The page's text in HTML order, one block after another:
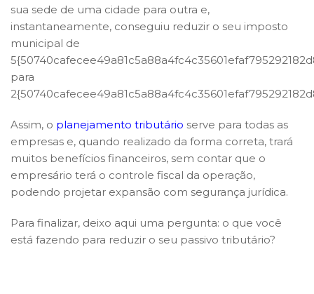
sua sede de uma cidade para outra e,
instantaneamente, conseguiu reduzir o seu imposto
municipal de
para
Assim, o planejamento tributário serve para todas as
empresas e, quando realizado da forma correta, trará
muitos benefícios financeiros, sem contar que o
empresário terá o controle fiscal da operação,
podendo projetar expansão com segurança jurídica.
Para finalizar, deixo aqui uma pergunta: o que você
está fazendo para reduzir o seu passivo tributário?